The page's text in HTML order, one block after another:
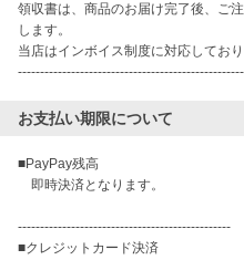
領収書は、商品のお届け完了後、ご
します。
当店はインボイス制度に対応しており
お支払い期限について
■PayPay残高
即時決済となります。
------------------------------------------------
■クレジットカード決済